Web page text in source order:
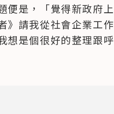
便是，「覺得新政府上
》請我從社會企業工作
想是個很好的整理跟呼